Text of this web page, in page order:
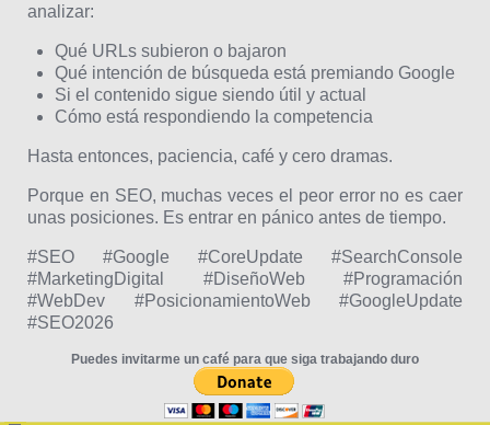
analizar:
Qué URLs subieron o bajaron
Qué intención de búsqueda está premiando Google
Si el contenido sigue siendo útil y actual
Cómo está respondiendo la competencia
Hasta entonces, paciencia, café y cero dramas.
Porque en SEO, muchas veces el peor error no es caer
unas posiciones. Es entrar en pánico antes de tiempo.
#SEO #Google #CoreUpdate #SearchConsole
#MarketingDigital #DiseñoWeb #Programación
#WebDev #PosicionamientoWeb #GoogleUpdate
#SEO2026
Puedes invitarme un café para que siga trabajando duro